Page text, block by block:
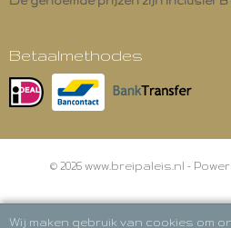
Betaalmethodes
© 2026 www.breipaleis.nl -
Wij maken gebruik van cookies om